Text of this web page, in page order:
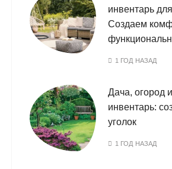
инвентарь
Создаем
1 ГОД НАЗАД
Дача, огород
инвентарь:
уголок
1 ГОД НАЗАД